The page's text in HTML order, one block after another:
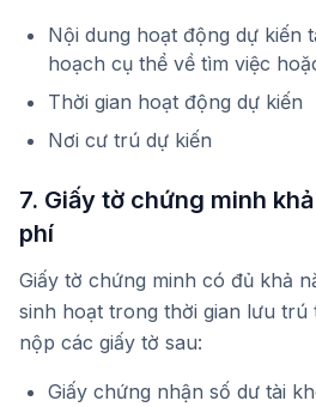
Nội dung hoạt động dự kiến
hoạch cụ thể về tìm việc
Thời gian hoạt động dự kiến
Nơi cư trú dự kiến
7. Giấy tờ chứng minh
phí
Giấy tờ chứng minh có đủ khả
sinh hoạt trong thời gian lưu trú
nộp các giấy tờ sau:
Giấy chứng nhận số dư tài